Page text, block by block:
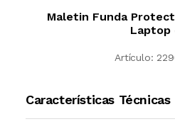
Maletin Funda
Laptop
Artículo:
Características Técnicas